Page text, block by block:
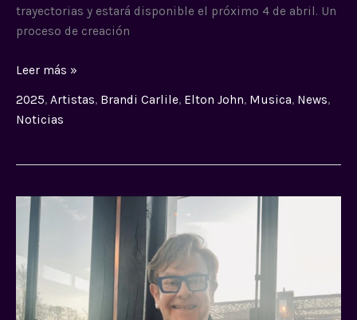
trayectorias y estará disponible el próximo 4 de abril. Un
proceso de creación
Leer más »
2025, Artistas, Brandi Carlile, Elton John, Musica, News,
Noticias
Elton
John
podría
lanzar
un
nuevo